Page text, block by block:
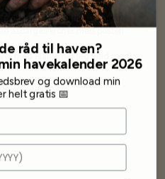
og hjælp fra Barney (Bjarne)
asparges kroner med posten
med Bjarne har jeg altid mødt
her fra
råd til haven?
havekalender 2026
og download min
helt gratis 📅